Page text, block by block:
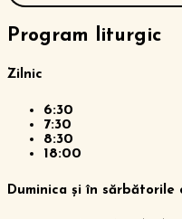
Program liturgic
Zilnic
6:30
7:30
8:30
18:00
Duminica și în sărbătorile